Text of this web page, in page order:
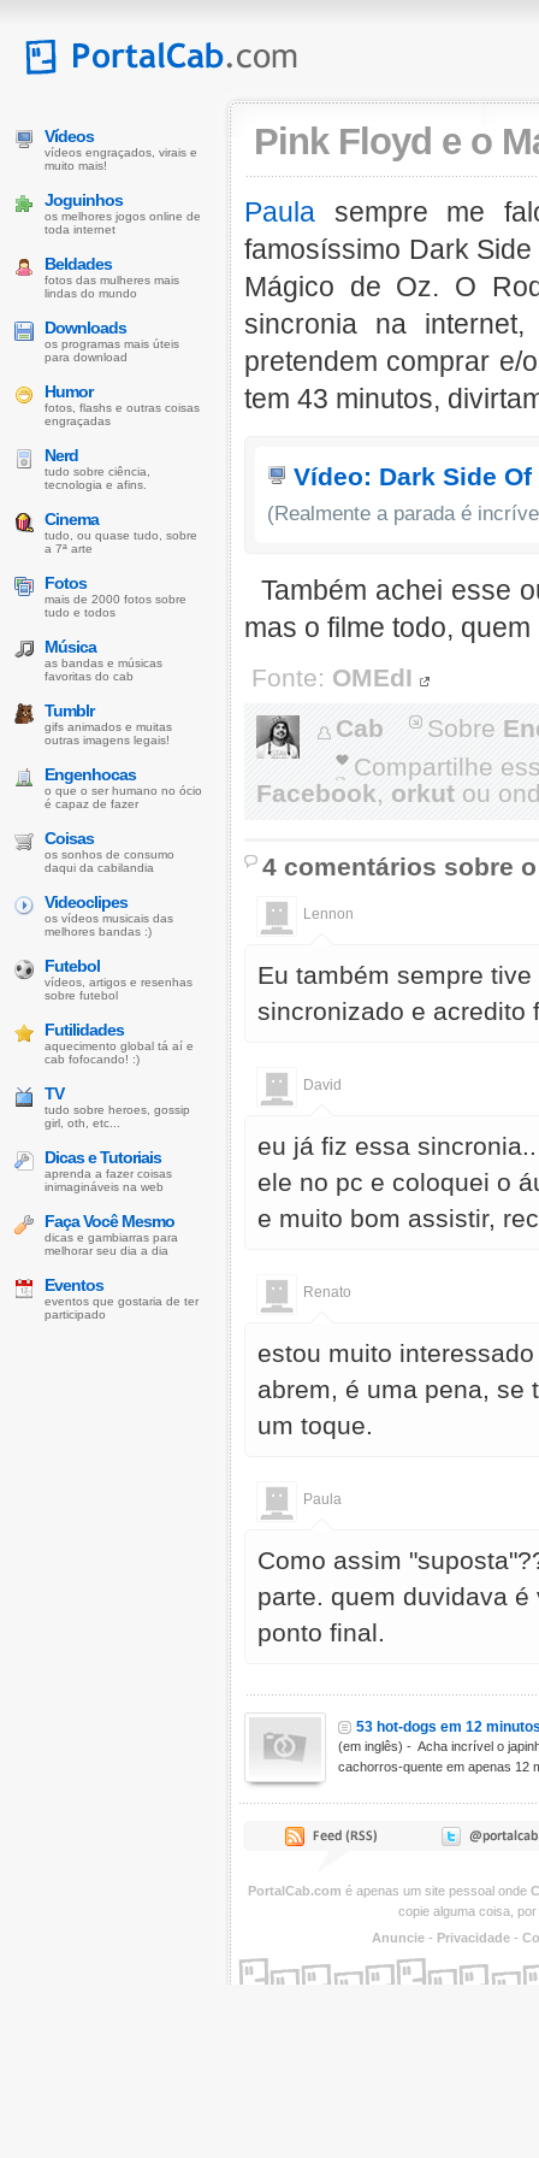
Pink Floyd e o
Paula sempre me
famosíssimo Dark
Mágico de Oz. O
sincronia na
pretendem comprar e/
tem 43 minutos,
Vídeo: Dark Side
(Realmente a parada é
Também achei esse
mas o filme todo,
Fonte: OMEdI
Cab
Sobre
Compartilhe
Facebook, orkut ou
4 comentários sobre
Lennon
Eu também sempre
sincronizado e acredito
David
eu já fiz essa
ele no pc e coloquei o
e muito bom assistir,
Renato
estou muito
abrem, é uma pena, se
um toque.
Paula
Como assim
parte. quem duvidava
ponto final.
53 hot-dogs em 12
(em inglês) - Acha incrível o
cachorros-quente em apenas 12
Vídeos
vídeos engraçados, virais e
muito mais!
Joguinhos
os melhores jogos online de
toda internet
Beldades
fotos das mulheres mais
lindas do mundo
Downloads
os programas mais úteis
para download
Humor
fotos, flashs e outras coisas
engraçadas
Nerd
tudo sobre ciência,
tecnologia e afins.
Cinema
tudo, ou quase tudo, sobre
a 7ª arte
Fotos
mais de 2000 fotos sobre
tudo e todos
Música
as bandas e músicas
favoritas do cab
Tumblr
gifs animados e muitas
outras imagens legais!
Engenhocas
o que o ser humano no ócio
é capaz de fazer
Coisas
os sonhos de consumo
daqui da cabilandia
Videoclipes
os vídeos musicais das
melhores bandas :)
Futebol
vídeos, artigos e resenhas
sobre futebol
Futilidades
aquecimento global tá aí e
cab fofocando! :)
TV
tudo sobre heroes, gossip
girl, oth, etc...
Dicas e Tutoriais
aprenda a fazer coisas
inimagináveis na web
Faça Você Mesmo
dicas e gambiarras para
melhorar seu dia a dia
Eventos
eventos que gostaria de ter
participado
PortalCab.com é apenas um site pessoal onde
copie alguma coisa,
Anuncie - Privacidade -